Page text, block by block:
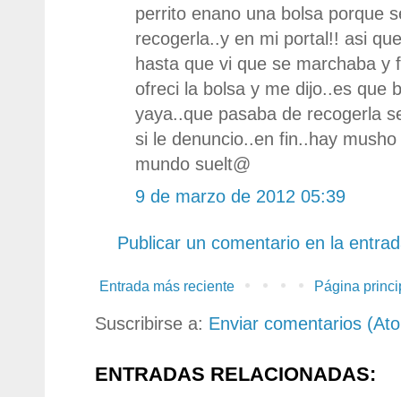
perrito enano una bolsa porque
recogerla..y en mi portal!! asi
hasta que vi que se marchaba y
ofreci la bolsa y me dijo..es que
yaya..que pasaba de recogerla
si le denuncio..en fin..hay
mundo suelt@
9 de marzo de 2012 05:39
Publicar un comentario en la
Entrada más reciente Página
Suscribirse a: Enviar comentarios
ENTRADAS RELACIONADAS: